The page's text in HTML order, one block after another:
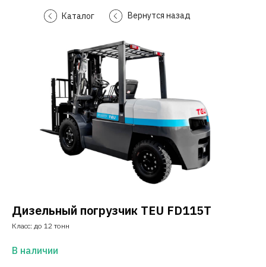
Каталог Вернутся назад
Дизельный погрузчик TEU FD115T
Класс: до 12 тонн
В наличии